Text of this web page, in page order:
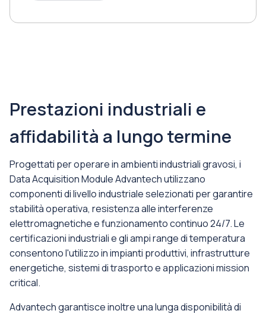
Prestazioni industriali e
affidabilità a lungo termine
Progettati per operare in ambienti industriali gravosi, i
Data Acquisition Module Advantech utilizzano
componenti di livello industriale selezionati per garantire
stabilità operativa, resistenza alle interferenze
elettromagnetiche e funzionamento continuo 24/7. Le
certificazioni industriali e gli ampi range di temperatura
consentono l'utilizzo in impianti produttivi, infrastrutture
energetiche, sistemi di trasporto e applicazioni mission
critical.
Advantech garantisce inoltre una lunga disponibilità di